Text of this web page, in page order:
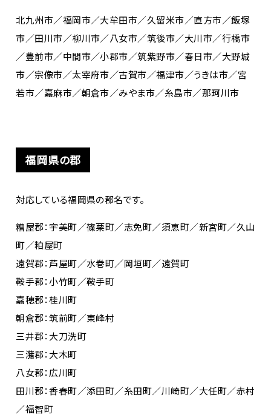
北九州市／福岡市／大牟田市／久留米市／直方市／飯塚
市／田川市／柳川市／八女市／筑後市／大川市／行橋市
／豊前市／中間市／小郡市／筑紫野市／春日市／大野城
市／宗像市／太宰府市／古賀市／福津市／うきは市／宮
若市／嘉麻市／朝倉市／みやま市／糸島市／那珂川市
福岡県の郡
対応している福岡県の郡名です。
糟屋郡：宇美町／篠栗町／志免町／須恵町／新宮町／久山
町／粕屋町
遠賀郡：芦屋町／水巻町／岡垣町／遠賀町
鞍手郡：小竹町／鞍手町
嘉穂郡：桂川町
朝倉郡：筑前町／東峰村
三井郡：大刀洗町
三潴郡：大木町
八女郡：広川町
田川郡：香春町／添田町／糸田町／川崎町／大任町／赤村
／福智町